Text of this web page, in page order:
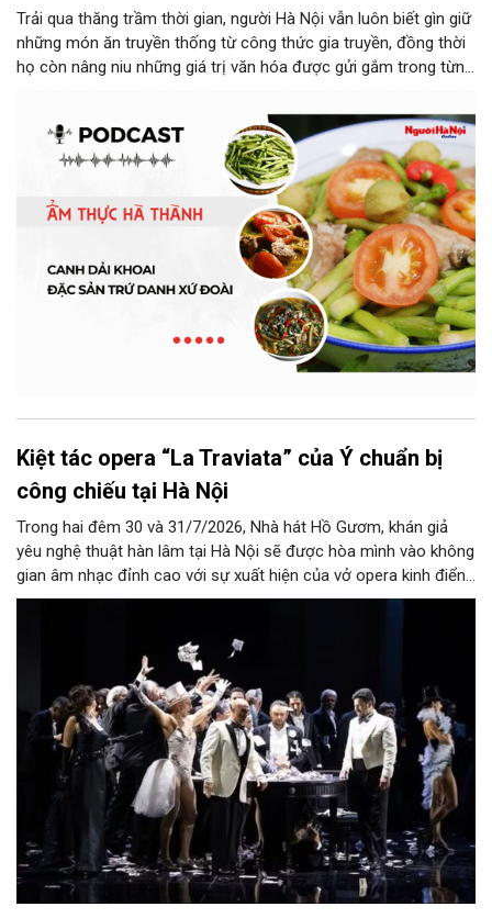
Trải qua thăng trầm thời gian, người Hà Nội vẫn luôn biết gìn giữ
những món ăn truyền thống từ công thức gia truyền, đồng thời
họ còn nâng niu những giá trị văn hóa được gửi gắm trong từng
thức. Và canh dải khoai là một món ăn như thế.
Kiệt tác opera “La Traviata” của Ý chuẩn bị
công chiếu tại Hà Nội
Trong hai đêm 30 và 31/7/2026, Nhà hát Hồ Gươm, khán giả
yêu nghệ thuật hàn lâm tại Hà Nội sẽ được hòa mình vào không
gian âm nhạc đỉnh cao với sự xuất hiện của vở opera kinh điển
“La Traviata”.